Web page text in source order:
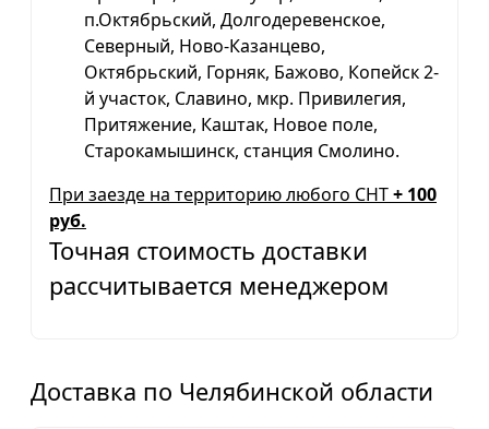
п.Октябрьский, Долгодеревенское,
Северный, Ново-Казанцево,
Октябрьский, Горняк, Бажово, Копейск 2-
й участок, Славино, мкр. Привилегия,
Притяжение, Каштак, Новое поле,
Старокамышинск, станция Смолино.
При заезде на территорию любого СНТ+ 100
руб.
Точная стоимость доставки
рассчитывается менеджером
Доставка по Челябинской области